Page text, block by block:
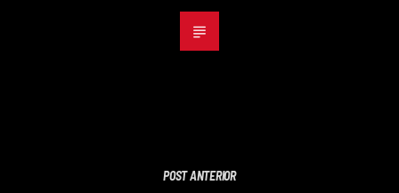
POST ANTERIOR